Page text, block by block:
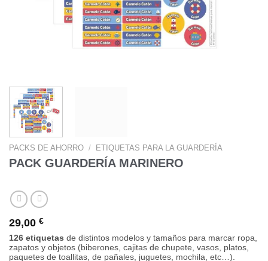
PACKS DE AHORRO / ETIQUETAS PARA LA GUARDERÍA
PACK GUARDERÍA MARINERO
29,00 €
126 etiquetas de distintos modelos y tamaños para marcar ropa,
zapatos y objetos (biberones, cajitas de chupete, vasos, platos,
paquetes de toallitas, de pañales, juguetes, mochila, etc…).